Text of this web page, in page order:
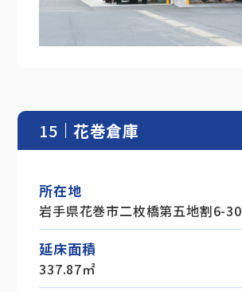
15 花巻倉庫
所在地
岩手県花巻市二枚橋第五地割6-30
延床面積
337.87㎡